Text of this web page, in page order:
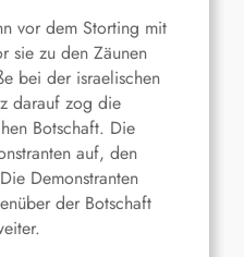
vor dem Storting mit
sie zu den Zäunen
bei der israelischen
darauf zog die
Botschaft. Die
auf, den
Demonstranten
der Botschaft